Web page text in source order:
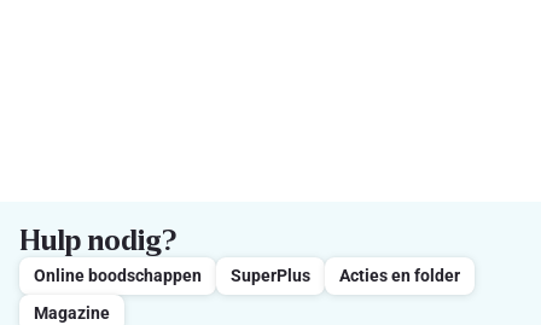
Hulp nodig?
Online boodschappen SuperPlus
Acties en folder
Magazine